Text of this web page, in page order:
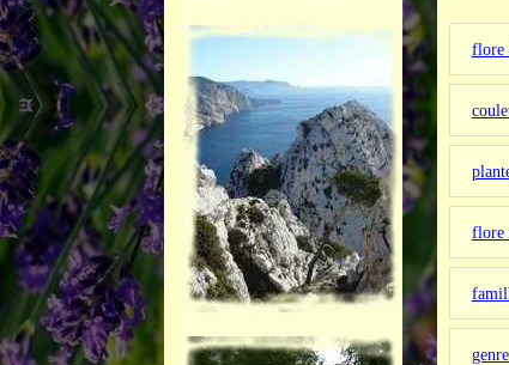
flore
flore